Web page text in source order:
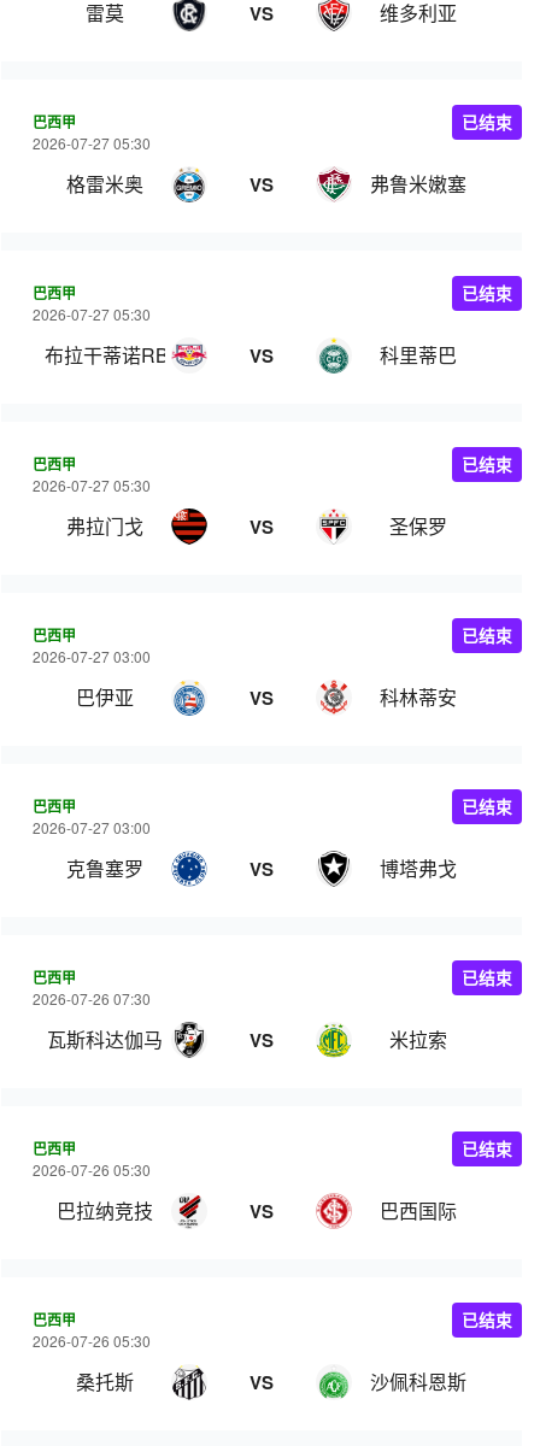
雷莫 VS 维多利亚
巴西甲
2026-07-27 05:30
格雷米奥 VS 弗鲁米嫩塞
已结束
巴西甲
2026-07-27 05:30
布拉干蒂诺RB VS 科里蒂巴
已结束
巴西甲
2026-07-27 05:30
弗拉门戈 VS 圣保罗
已结束
巴西甲
2026-07-27 03:00
巴伊亚 VS 科林蒂安
已结束
巴西甲
2026-07-27 03:00
克鲁塞罗 VS 博塔弗戈
已结束
巴西甲
2026-07-26 07:30
瓦斯科达伽马 VS 米拉索
已结束
巴西甲
2026-07-26 05:30
巴拉纳竞技 VS 巴西国际
已结束
巴西甲
2026-07-26 05:30
桑托斯 VS 沙佩科恩斯
已结束